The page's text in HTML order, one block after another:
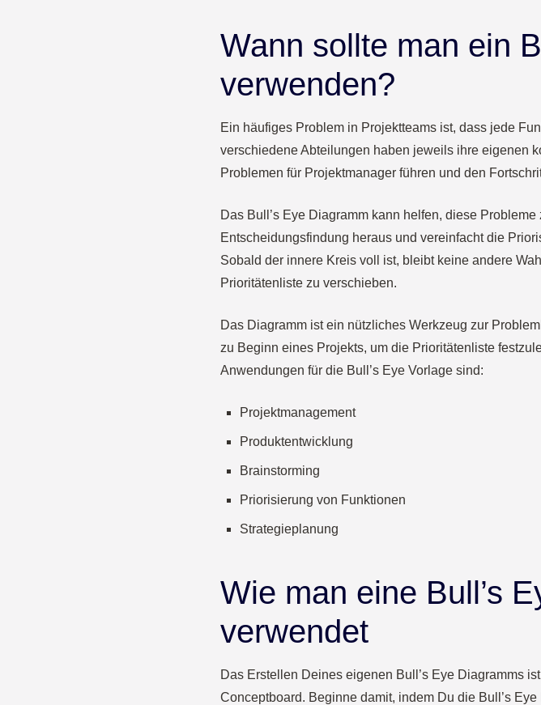
Wann sollte man ein
verwenden?
Ein häufiges Problem in Projektteams ist, dass jede
verschiedene Abteilungen haben jeweils ihre eigenen
Problemen für Projektmanager führen und den
Das Bull’s Eye Diagramm kann helfen, diese
Entscheidungsfindung heraus und vereinfacht die
Sobald der innere Kreis voll ist, bleibt keine andere
Prioritätenliste zu verschieben.
Das Diagramm ist ein nützliches Werkzeug zur
zu Beginn eines Projekts, um die Prioritätenliste
Anwendungen für die Bull’s Eye Vorlage sind:
Projektmanagement
Produktentwicklung
Brainstorming
Priorisierung von Funktionen
Strategieplanung
Wie man eine Bull’s
verwendet
Das Erstellen Deines eigenen Bull’s Eye Diagramms
Conceptboard. Beginne damit, indem Du die Bull’s